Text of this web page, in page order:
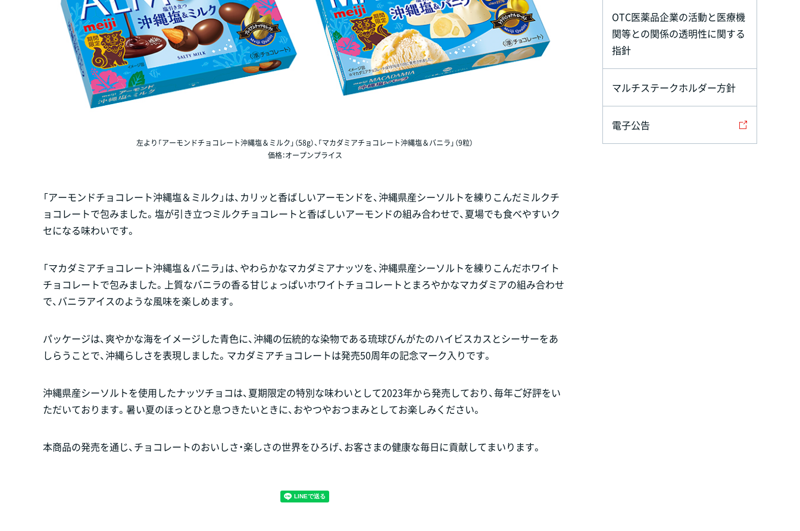
左より「アーモンドチョコレート沖縄塩＆ミルク」（58g）、「マカダミアチョコレート沖縄塩＆バニラ」（9粒）
価格：オープンプライス
「アーモンドチョコレート沖縄塩＆ミルク」は、カリッと香ばしいアーモンドを、沖縄県産シーソルトを練りこんだミルクチ
ョコレートで包みました。塩が引き立つミルクチョコレートと香ばしいアーモンドの組み合わせで、夏場でも食べやすいク
セになる味わいです。
「マカダミアチョコレート沖縄塩＆バニラ」は、やわらかなマカダミアナッツを、沖縄県産シーソルトを練りこんだホワイト
チョコレートで包みました。上質なバニラの香る甘じょっぱいホワイトチョコレートとまろやかなマカダミアの組み合わせ
で、バニラアイスのような風味を楽しめます。
パッケージは、爽やかな海をイメージした青色に、沖縄の伝統的な染物である琉球びんがたのハイビスカスとシーサーをあ
しらうことで、沖縄らしさを表現しました。マカダミアチョコレートは発売50周年の記念マーク入りです。
沖縄県産シーソルトを使用したナッツチョコは、夏期限定の特別な味わいとして2023年から発売しており、毎年ご好評をい
ただいております。暑い夏のほっとひと息つきたいときに、おやつやおつまみとしてお楽しみください。
本商品の発売を通じ、チョコレートのおいしさ・楽しさの世界をひろげ、お客さまの健康な毎日に貢献してまいります。
OTC医薬品企業の活動と医療機
関等との関係の透明性に関する
指針
マルチステークホルダー方針
電子公告